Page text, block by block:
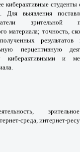
киберактивные
Для выявления
зрительной
материала; точность,
перцептивную
киберактивными и
среда, интернет-